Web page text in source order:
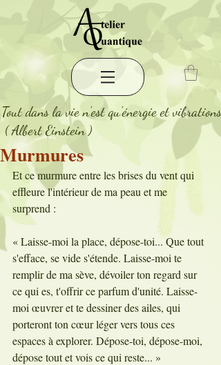
Tout dans la vie n'est qu'énergie et vibrations
Albert Einstein )
Murmures
Et ce murmure entre les brises du vent qui
effleure l'intérieur de ma peau et me
surprend :
« Laisse-moi la place, dépose-toi... Que tout
s'efface, se vide s'étende. Laisse-moi te
remplir de ma sève, dévoiler ton regard sur
ce qui es, t'offrir ce parfum d'unité. Laisse-
moi œuvrer et te dessiner des ailes, qui
porteront ton cœur léger vers tous ces
espaces à explorer. Dépose-toi, dépose-moi,
dépose tout et vois ce qui reste... »